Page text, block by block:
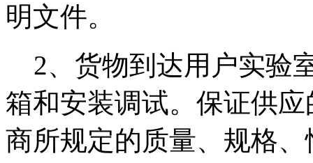
明文件。
2、货物到达用户实验
箱和安装调试。保证供
商所规定的质量、规格